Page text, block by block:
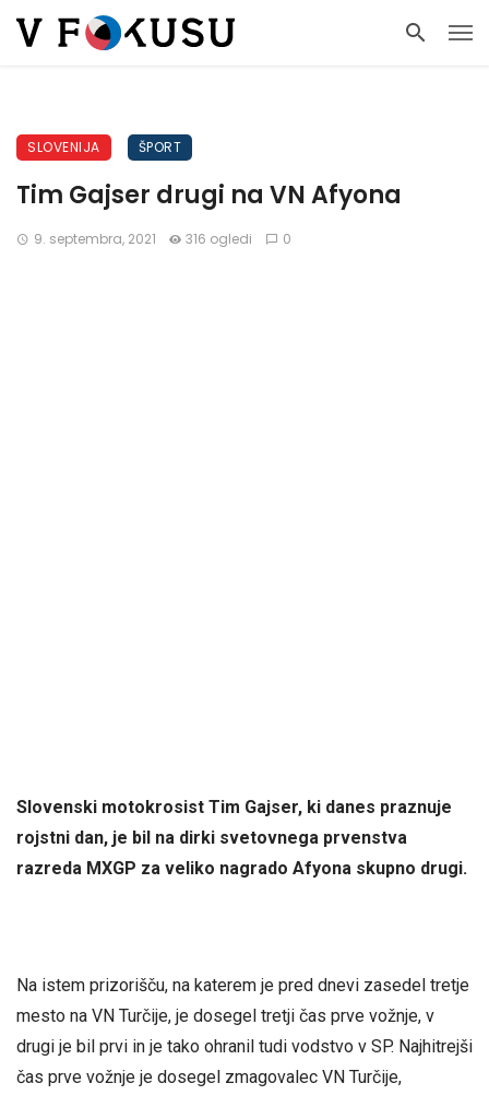
SLOVENIJA ŠPORT
Tim Gajser drugi na VN Afyona
9. septembra, 2021 316 ogledi 0
Slovenski motokrosist Tim Gajser, ki danes praznuje
rojstni dan, je bil na dirki svetovnega prvenstva
razreda MXGP za veliko nagrado Afyona skupno drugi.
Na istem prizorišču, na katerem je pred dnevi zasedel tretje
mesto na VN Turčije, je dosegel tretji čas prve vožnje, v
drugi je bil prvi in je tako ohranil tudi vodstvo v SP. Najhitrejši
čas prve vožnje je dosegel zmagovalec VN Turčije,